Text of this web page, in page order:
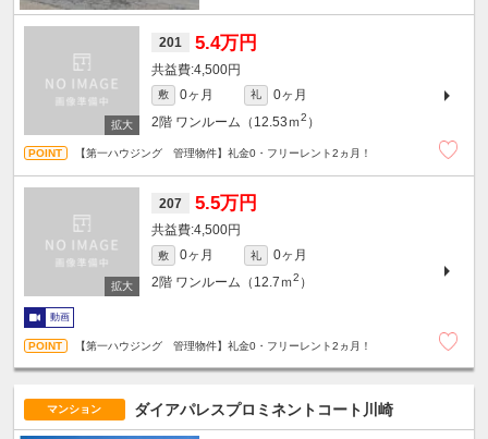
201 5.4万円
4,500円
敷 0ヶ月 礼
0ヶ月
2階 ワンルーム（12.53ｍ2 ）
【第一ハウジング 管理物件】礼金0・フリーレント2ヵ月！
207 5.5万円
4,500円
敷 0ヶ月 礼
0ヶ月
2階 ワンルーム（12.7ｍ2 ）
動画
【第一ハウジング 管理物件】礼金0・フリーレント2ヵ月！
マンション ダイアパレスプロミネントコート川崎